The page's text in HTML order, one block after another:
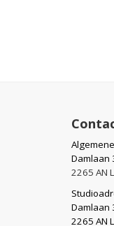
Damlaan
2265 AN
Damlaan
2265 AN